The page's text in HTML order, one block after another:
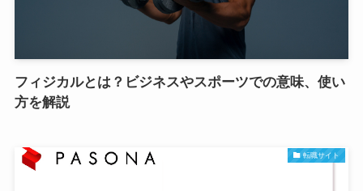
フィジカルとは？ビジネスやスポーツでの意味、使い
方を解説
転職サイト